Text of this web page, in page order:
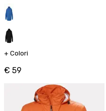
+ Colori
€ 59